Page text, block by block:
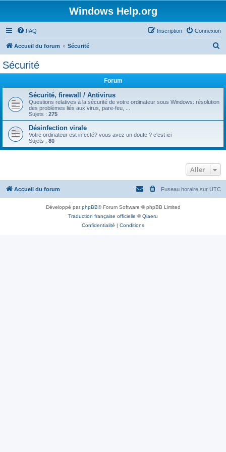
Windows Help.org
FAQ Connexion
Inscription
Accueil du forum Sécurité
Sécurité
Forum
Sécurité, firewall / Antivirus
Questions relatives à la sécurité de votre ordinateur sous Windows: résolution
des problèmes liés aux virus, pare-feu, ...
Sujets : 275
Désinfection virale
Votre ordinateur est infecté? vous avez un doute ? c'est ici
Sujets : 80
Aller
Accueil du forum Fuseau horaire sur UTC
Développé parphpBB® Forum Software © phpBB Limited
Traduction française officielle ©Qiaeru
Confidentialité | Conditions